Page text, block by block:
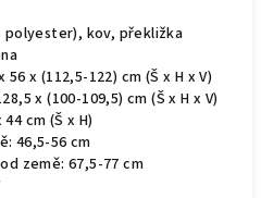
polyester), kov, překližka
x (112,5-122) cm (Š x H x V)
x (100-109,5) cm (Š x H x V)
cm (Š x H)
46,5-56 cm
země: 67,5-77 cm